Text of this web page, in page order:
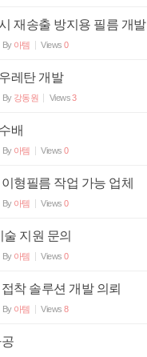
재송출 방지용 필름 개발
By 아템 Views 0
레탄 개발
By 강동원 Views3
배
By 아템 Views 0
형필름 작업 가능 업체
By 아템 Views 0
지원 문의
By 아템 Views 0
착 솔루션 개발 의뢰
By 아템 Views 8